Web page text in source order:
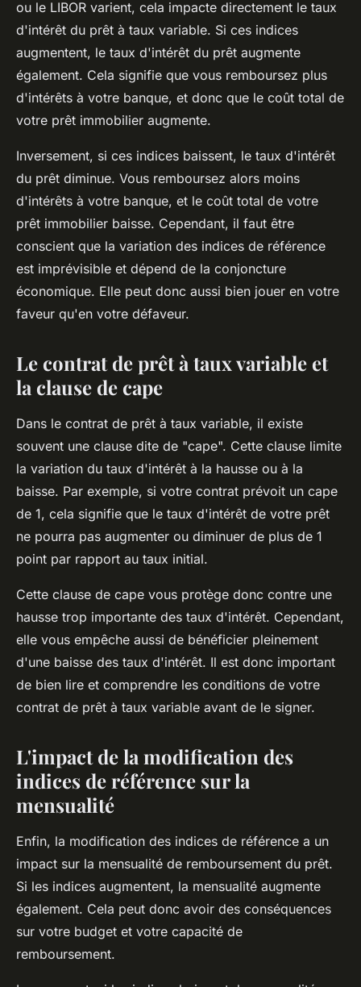
ou le LIBOR varient, cela impacte directement le taux
d'intérêt du prêt à taux variable. Si ces indices
augmentent, le taux d'intérêt du prêt augmente
également. Cela signifie que vous remboursez plus
d'intérêts à votre banque, et donc que le coût total de
votre prêt immobilier augmente.
Inversement, si ces indices baissent, le taux d'intérêt
du prêt diminue. Vous remboursez alors moins
d'intérêts à votre banque, et le coût total de votre
prêt immobilier baisse. Cependant, il faut être
conscient que la variation des indices de référence
est imprévisible et dépend de la conjoncture
économique. Elle peut donc aussi bien jouer en votre
faveur qu'en votre défaveur.
Le contrat de prêt à taux variable et
la clause de cape
Dans le contrat de prêt à taux variable, il existe
souvent une clause dite de "cape". Cette clause limite
la variation du taux d'intérêt à la hausse ou à la
baisse. Par exemple, si votre contrat prévoit un cape
de 1, cela signifie que le taux d'intérêt de votre prêt
ne pourra pas augmenter ou diminuer de plus de 1
point par rapport au taux initial.
Cette clause de cape vous protège donc contre une
hausse trop importante des taux d'intérêt. Cependant,
elle vous empêche aussi de bénéficier pleinement
d'une baisse des taux d'intérêt. Il est donc important
de bien lire et comprendre les conditions de votre
contrat de prêt à taux variable avant de le signer.
L'impact de la modification des
indices de référence sur la
mensualité
Enfin, la modification des indices de référence a un
impact sur la mensualité de remboursement du prêt.
Si les indices augmentent, la mensualité augmente
également. Cela peut donc avoir des conséquences
sur votre budget et votre capacité de
remboursement.